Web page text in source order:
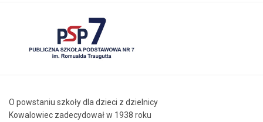
O powstaniu szkoły dla dzieci z dzielnicy
Kowalowiec zadecydował w 1938 roku